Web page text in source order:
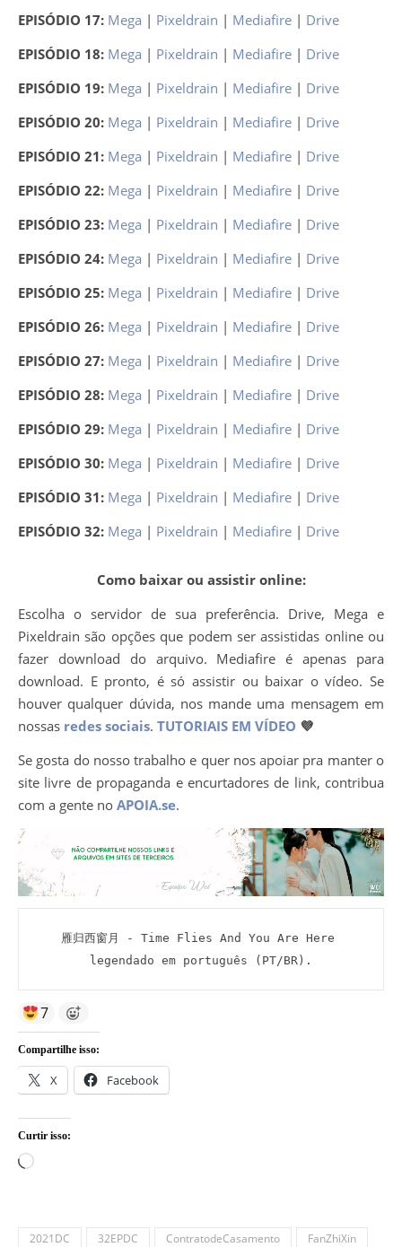
EPISÓDIO 17: Mega | Pixeldrain | Mediafire | Drive
EPISÓDIO 18: Mega | Pixeldrain | Mediafire | Drive
EPISÓDIO 19: Mega | Pixeldrain | Mediafire | Drive
EPISÓDIO 20: Mega | Pixeldrain | Mediafire | Drive
EPISÓDIO 21: Mega | Pixeldrain | Mediafire | Drive
EPISÓDIO 22: Mega | Pixeldrain | Mediafire | Drive
EPISÓDIO 23: Mega | Pixeldrain | Mediafire | Drive
EPISÓDIO 24: Mega | Pixeldrain | Mediafire | Drive
EPISÓDIO 25: Mega | Pixeldrain | Mediafire | Drive
EPISÓDIO 26: Mega | Pixeldrain | Mediafire | Drive
EPISÓDIO 27: Mega | Pixeldrain | Mediafire | Drive
EPISÓDIO 28: Mega | Pixeldrain | Mediafire | Drive
EPISÓDIO 29: Mega | Pixeldrain | Mediafire | Drive
EPISÓDIO 30: Mega | Pixeldrain | Mediafire | Drive
EPISÓDIO 31: Mega | Pixeldrain | Mediafire | Drive
EPISÓDIO 32: Mega | Pixeldrain | Mediafire | Drive
Como baixar ou assistir online:
Escolha o servidor de sua preferência. Drive, Mega e
Pixeldrain são opções que podem ser assistidas online ou
fazer download do arquivo. Mediafire é apenas para
download. E pronto, é só assistir ou baixar o vídeo. Se
houver qualquer dúvida, nos mande uma mensagem em
nossas redes sociais. TUTORIAIS EM VÍDEO 💜
Se gosta do nosso trabalho e quer nos apoiar pra manter o
site livre de propaganda e encurtadores de link, contribua
com a gente no APOIA.se.
雁归西窗月 - Time Flies And You Are Here
legendado em português (PT/BR).
7
Compartilhe isso:
X Facebook
Curtir isso:
Carregando...
2021DC 32EPDC ContratodeCasamento FanZhiXin